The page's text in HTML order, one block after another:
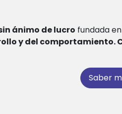
ánimo de lucro fundada
y del comportamiento.
Saber